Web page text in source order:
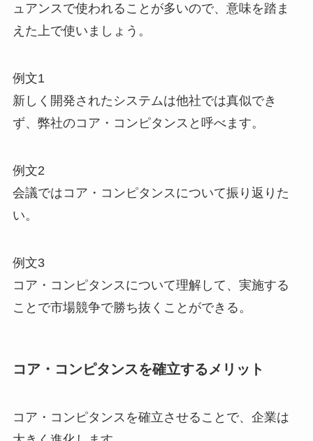
ュアンスで使われることが多いので、意味を踏ま
えた上で使いましょう。
例文1
新しく開発されたシステムは他社では真似でき
ず、弊社のコア・コンピタンスと呼べます。
例文2
会議ではコア・コンピタンスについて振り返りた
い。
例文3
コア・コンピタンスについて理解して、実施する
ことで市場競争で勝ち抜くことができる。
コア・コンピタンスを確立するメリット
コア・コンピタンスを確立させることで、企業は